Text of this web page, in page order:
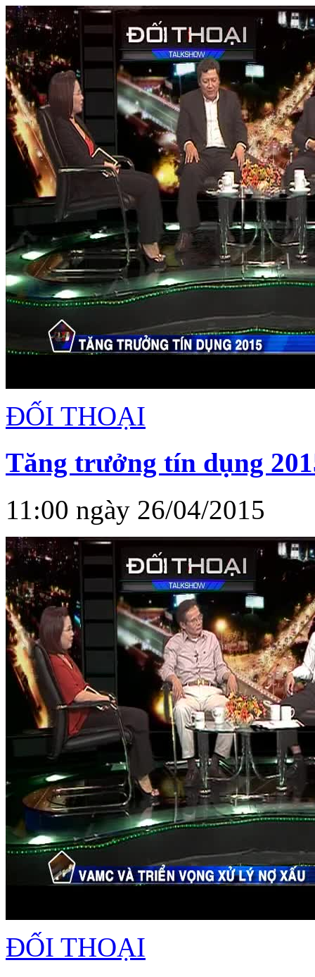
ĐỐI THOẠI
Tăng trưởng tín dụng
11:00 ngày 26/04/2015
ĐỐI THOẠI